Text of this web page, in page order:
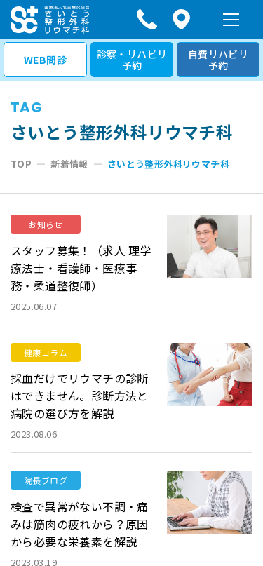
コ
ン
テ
WEB問診
診察・リハビリ
予約
自費リハビリ
予約
TAG
さいとう整形外科リウマチ科
TOP —新着情報 — さいとう整形外科リウマチ科
お知らせ
スタッフ募集！（求人 理学
療法士・看護師・医療事
務・柔道整復師）
2025.06.07
健康コラム
採血だけでリウマチの診断
はできません。診断方法と
病院の選び方を解説
2023.08.06
院長ブログ
検査で異常がない不調・痛
みは筋肉の疲れから？原因
から必要な栄養素を解説
2023.03.19